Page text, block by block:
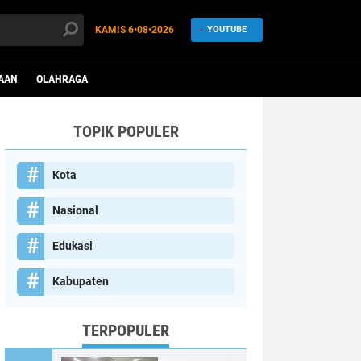
KAMIS 6•08•2026 YOUTUBE
OLAHRAGA
TOPIK POPULER
Kota
Nasional
Edukasi
Kabupaten
TERPOPULER